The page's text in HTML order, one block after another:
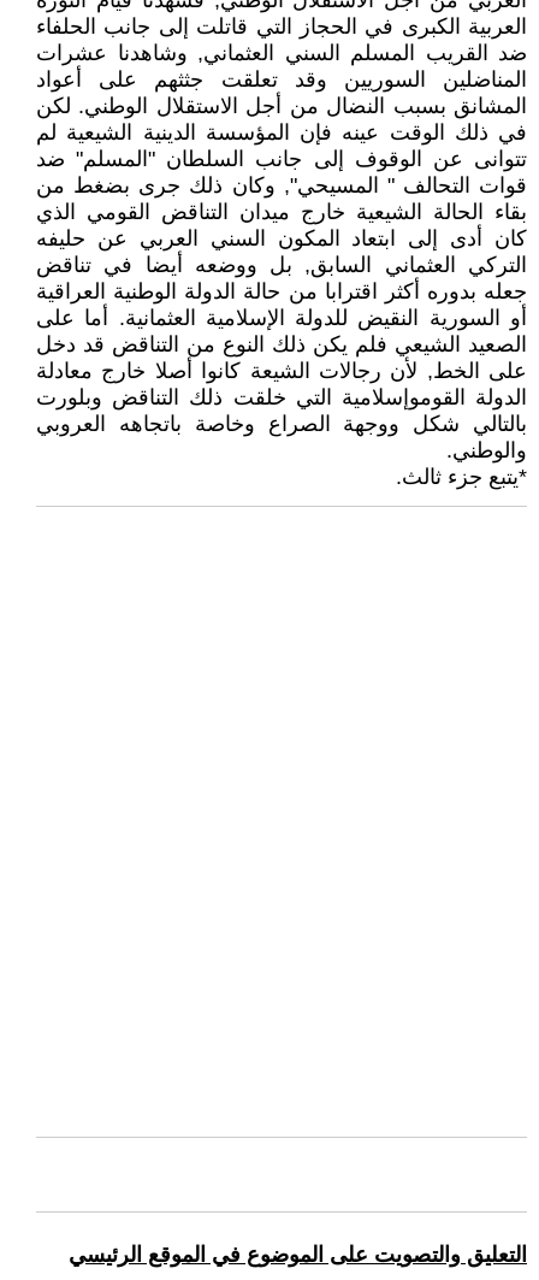
العربية الكبرى في الحجاز التي قاتلت إلى جانب الحلفاء
ضد القريب المسلم السني العثماني, وشاهدنا عشرات
المناضلين السوريين وقد تعلقت جثثهم على أعواد
المشانق بسبب النضال من أجل الاستقلال الوطني. لكن
في ذلك الوقت عينه فإن المؤسسة الدينية الشيعية لم
تتوانى عن الوقوف إلى جانب السلطان "المسلم" ضد
قوات التحالف " المسيحي", وكان ذلك جرى بضغط من
بقاء الحالة الشيعية خارج ميدان التناقض القومي الذي
كان أدى إلى ابتعاد المكون السني العربي عن حليفه
التركي العثماني السابق, بل ووضعه أيضا في تناقض
جعله بدوره أكثر اقترابا من حالة الدولة الوطنية العراقية
أو السورية النقيض للدولة الإسلامية العثمانية. أما على
الصعيد الشيعي فلم يكن ذلك النوع من التناقض قد دخل
على الخط, لأن رجالات الشيعة كانوا أصلا خارج معادلة
الدولة القوموإسلامية التي خلقت ذلك التناقض وبلورت
بالتالي شكل ووجهة الصراع وخاصة باتجاهه العروبي
والوطني.
*يتبع جزء ثالث.
التعليق والتصويت على الموضوع في الموقع الرئيسي